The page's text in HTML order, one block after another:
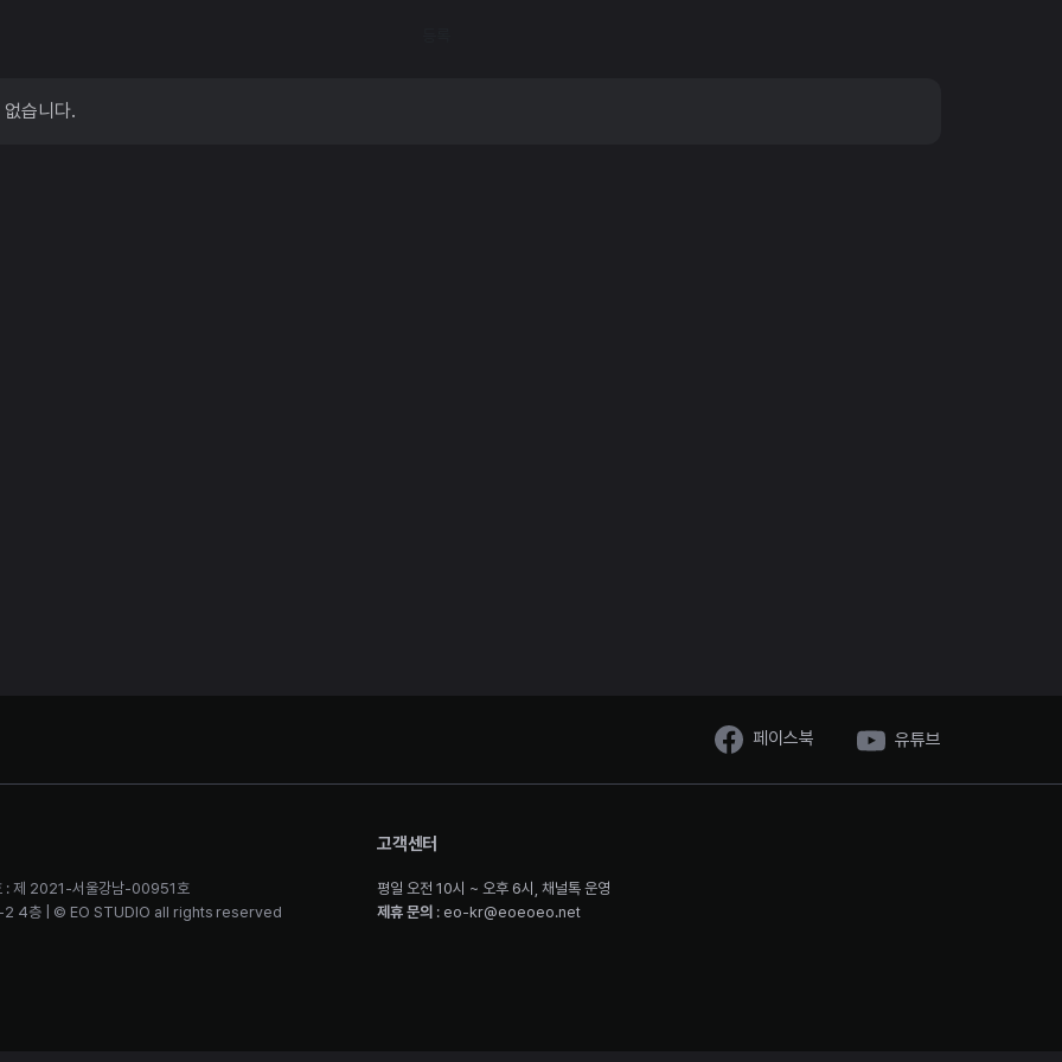
습니다.
페이스북 유튜브
: 제 2021-서울강남-00951호
2 4층 | © EO STUDIO all rights reserved
고객센터
평일 오전 10시 ~ 오후 6시, 채널톡 운영
제휴 문의 : eo-kr@eoeoeo.net